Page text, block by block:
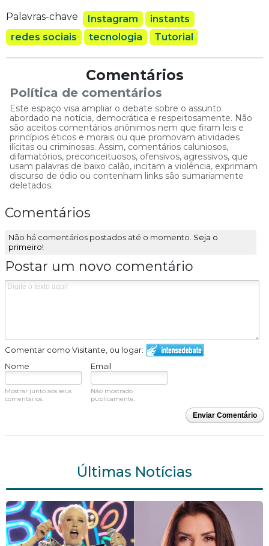
Palavras-chave Instagram
instants
redes sociais
tecnologia Tutorial
Comentários
Política de comentários
Este espaço visa ampliar o debate sobre o assunto
abordado na notícia, democrática e respeitosamente. Não
são aceitos comentários anônimos nem que firam leis e
princípios éticos e morais ou que promovam atividades
ilícitas ou criminosas. Assim, comentários caluniosos,
difamatórios, preconceituosos, ofensivos, agressivos, que
usam palavras de baixo calão, incitam a violência, exprimam
discurso de ódio ou contenham links são sumariamente
deletados.
Comentários
Não há comentários postados até o momento. Seja o
primeiro!
Postar um novo comentário
Comentar como Visitante, ou logar:
Nome
Email
Mostrar junto aos seus
comentários.
Não mostrado
publicamente.
Enviar Comentário
Últimas Notícias